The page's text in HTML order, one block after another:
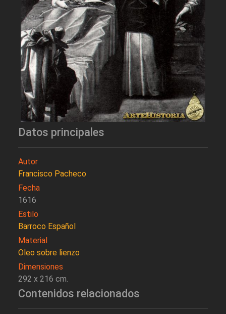
Datos principales
Autor
Francisco Pacheco
Fecha
1616
Estilo
Barroco Español
Material
Oleo sobre lienzo
Dimensiones
292 x 216 cm.
Contenidos relacionados